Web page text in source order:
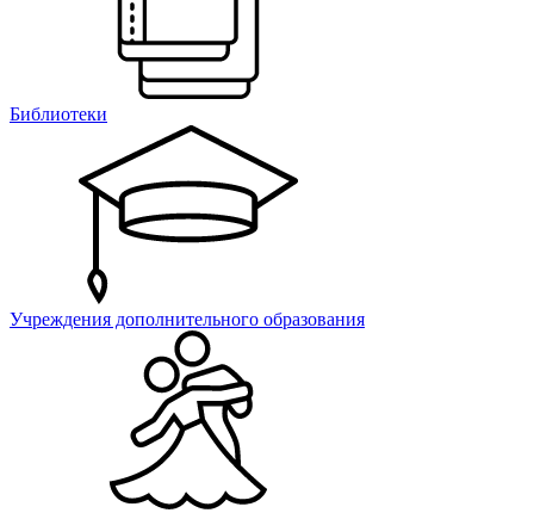
Библиотеки
Учреждения дополнительного образования